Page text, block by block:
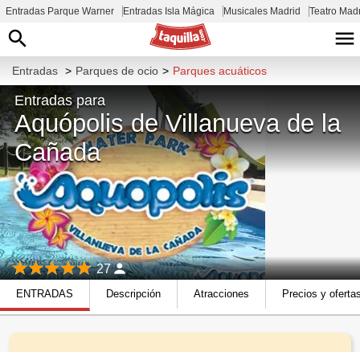
Entradas Parque Warner Entradas Isla Mágica Musicales Madrid Teatro
Entradas > Parques de ocio > Parques acuáticos
Entradas para
Aquópolis de Villanueva de la
Cañada
27
ENTRADAS Descripción Atracciones Precios y